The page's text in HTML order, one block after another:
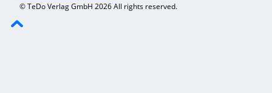
© TeDo Verlag GmbH 2026 All rights reserved.